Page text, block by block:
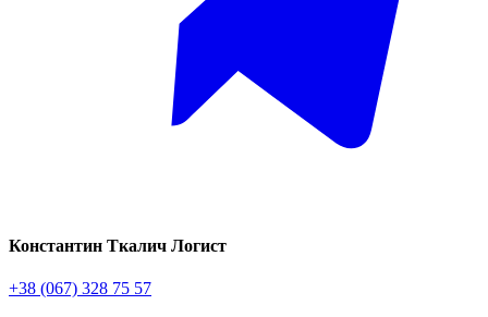
Константин Ткалич Логист
+38 (067) 328 75 57